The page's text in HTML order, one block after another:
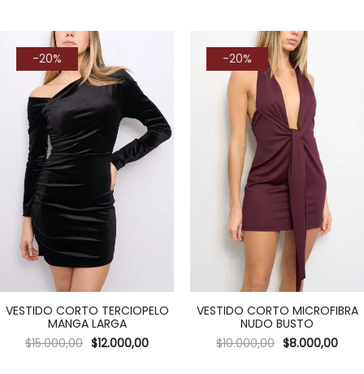
-20%
VESTIDO CORTO TERCIOPELO
MANGA LARGA
$15.000,00 $12.000,00
-20%
VESTIDO CORTO MICROFIBRA
NUDO BUSTO
$10.000,00 $8.000,00